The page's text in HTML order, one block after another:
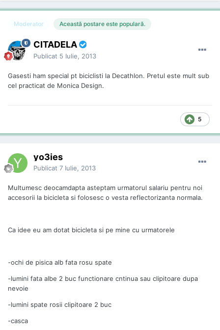
Moderator Această postare este populară.
CITADELA
Publicat 5 Iulie, 2013
Gasesti ham special pt biciclisti la Decathlon. Pretul este mult sub
cel practicat de Monica Design.
5
yo3ies
Publicat 7 Iulie, 2013
Multumesc deocamdapta asteptam urmatorul salariu pentru noi
accesorii la bicicleta si folosesc o vesta reflectorizanta normala.
Ca idee eu am dotat bicicleta si pe mine cu urmatorele
-ochi de pisica alb fata rosu spate
-lumini fata albe 2 buc functionare cntinua sau clipitoare dupa
nevoie
-lumini spate rosii clipitoare 2 buc
-casca